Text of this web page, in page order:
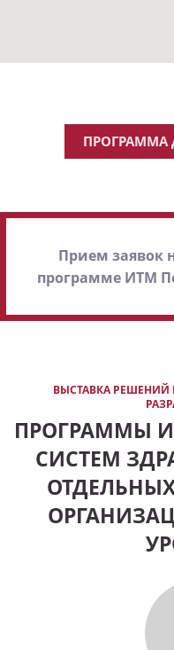
ПРОГРАММА
Прием заявок
программе ИТМ
ВЫСТАВКА
ПРОГРАММЫ
СИСТЕМ